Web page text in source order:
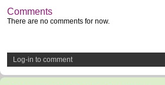
Comments
There are no comments for now.
Log-in to comment